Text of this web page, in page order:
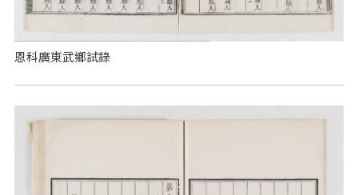
恩科廣東武鄉試錄